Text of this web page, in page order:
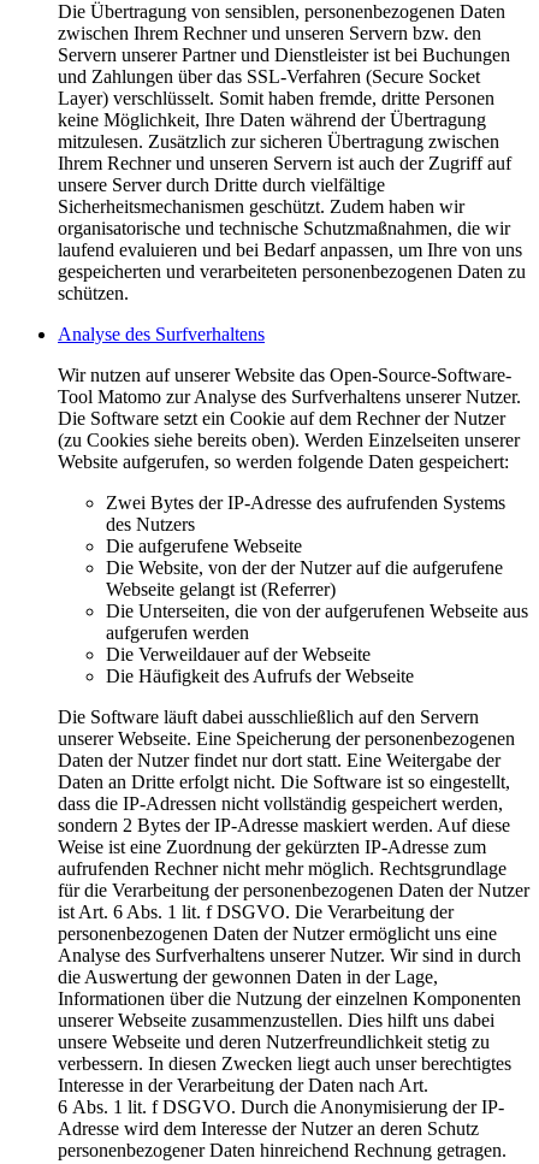
Die Übertragung von sensiblen, personenbezogenen Daten
zwischen Ihrem Rechner und unseren Servern bzw. den
Servern unserer Partner und Dienstleister ist bei Buchungen
und Zahlungen über das SSL-Verfahren (Secure Socket
Layer) verschlüsselt. Somit haben fremde, dritte Personen
keine Möglichkeit, Ihre Daten während der Übertragung
mitzulesen. Zusätzlich zur sicheren Übertragung zwischen
Ihrem Rechner und unseren Servern ist auch der Zugriff auf
unsere Server durch Dritte durch vielfältige
Sicherheitsmechanismen geschützt. Zudem haben wir
organisatorische und technische Schutzmaßnahmen, die wir
laufend evaluieren und bei Bedarf anpassen, um Ihre von uns
gespeicherten und verarbeiteten personenbezogenen Daten zu
schützen.
Analyse des Surfverhaltens
Wir nutzen auf unserer Website das Open-Source-Software-
Tool Matomo zur Analyse des Surfverhaltens unserer Nutzer.
Die Software setzt ein Cookie auf dem Rechner der Nutzer
(zu Cookies siehe bereits oben). Werden Einzelseiten unserer
Website aufgerufen, so werden folgende Daten gespeichert:
Zwei Bytes der IP-Adresse des aufrufenden Systems
des Nutzers
Die aufgerufene Webseite
Die Website, von der der Nutzer auf die aufgerufene
Webseite gelangt ist (Referrer)
Die Unterseiten, die von der aufgerufenen Webseite aus
aufgerufen werden
Die Verweildauer auf der Webseite
Die Häufigkeit des Aufrufs der Webseite
Die Software läuft dabei ausschließlich auf den Servern
unserer Webseite. Eine Speicherung der personenbezogenen
Daten der Nutzer findet nur dort statt. Eine Weitergabe der
Daten an Dritte erfolgt nicht. Die Software ist so eingestellt,
dass die IP-Adressen nicht vollständig gespeichert werden,
sondern 2 Bytes der IP-Adresse maskiert werden. Auf diese
Weise ist eine Zuordnung der gekürzten IP-Adresse zum
aufrufenden Rechner nicht mehr möglich. Rechtsgrundlage
für die Verarbeitung der personenbezogenen Daten der Nutzer
ist Art. 6 Abs. 1 lit. f DSGVO. Die Verarbeitung der
personenbezogenen Daten der Nutzer ermöglicht uns eine
Analyse des Surfverhaltens unserer Nutzer. Wir sind in durch
die Auswertung der gewonnen Daten in der Lage,
Informationen über die Nutzung der einzelnen Komponenten
unserer Webseite zusammenzustellen. Dies hilft uns dabei
unsere Webseite und deren Nutzerfreundlichkeit stetig zu
verbessern. In diesen Zwecken liegt auch unser berechtigtes
Interesse in der Verarbeitung der Daten nach Art.
6 Abs. 1 lit. f DSGVO. Durch die Anonymisierung der IP-
Adresse wird dem Interesse der Nutzer an deren Schutz
personenbezogener Daten hinreichend Rechnung getragen.